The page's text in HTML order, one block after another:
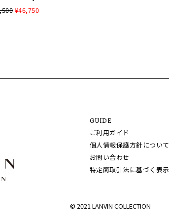
¥46,750
GUIDE
ご利用ガイド
個人情報保護方針について
お問い合わせ
特定商取引法に基づく表示
© 2021 LANVIN COLLECTION